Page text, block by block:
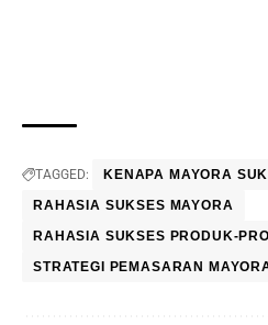
TAGGED:
KENAPA MAYORA
RAHASIA SUKSES MAYORA
RAHASIA SUKSES PRODUK-
STRATEGI PEMASARAN